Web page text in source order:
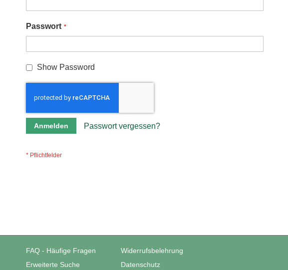
Passwort
Show Password
Anmelden Passwort vergessen?
FAQ - Häufige Fragen
Erweiterte Suche
Widerrufsbelehrung
Datenschutz